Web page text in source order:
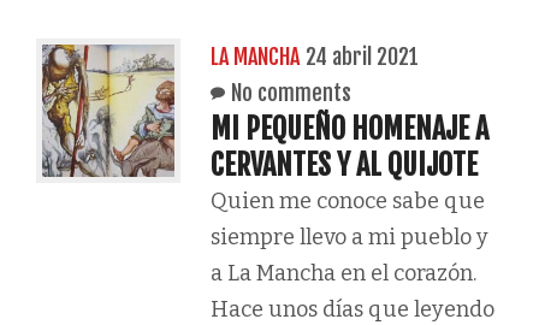
LA MANCHA 24 abril 2021
No comments
MI PEQUEÑO HOMENAJE A
CERVANTES Y AL QUIJOTE
Quien me conoce sabe que
siempre llevo a mi pueblo y
a La Mancha en el corazón.
Hace unos días que leyendo